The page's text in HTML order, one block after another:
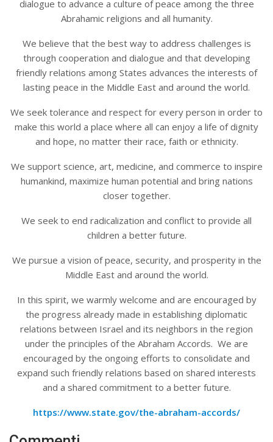
dialogue to advance a culture of peace among the three
Abrahamic religions and all humanity.
We believe that the best way to address challenges is
through cooperation and dialogue and that developing
friendly relations among States advances the interests of
lasting peace in the Middle East and around the world.
We seek tolerance and respect for every person in order to
make this world a place where all can enjoy a life of dignity
and hope, no matter their race, faith or ethnicity.
We support science, art, medicine, and commerce to inspire
humankind, maximize human potential and bring nations
closer together.
We seek to end radicalization and conflict to provide all
children a better future.
We pursue a vision of peace, security, and prosperity in the
Middle East and around the world.
In this spirit, we warmly welcome and are encouraged by
the progress already made in establishing diplomatic
relations between Israel and its neighbors in the region
under the principles of the Abraham Accords. We are
encouraged by the ongoing efforts to consolidate and
expand such friendly relations based on shared interests
and a shared commitment to a better future.
https://www.state.gov/the-abraham-accords/